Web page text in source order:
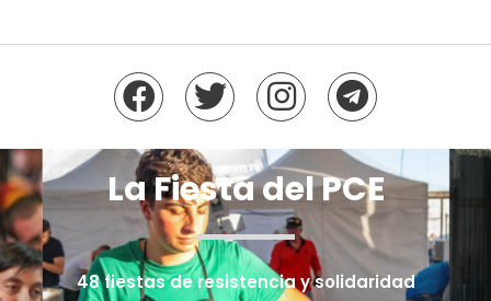
La Fiesta del PCE
48 fiestas de resistencia y solidaridad